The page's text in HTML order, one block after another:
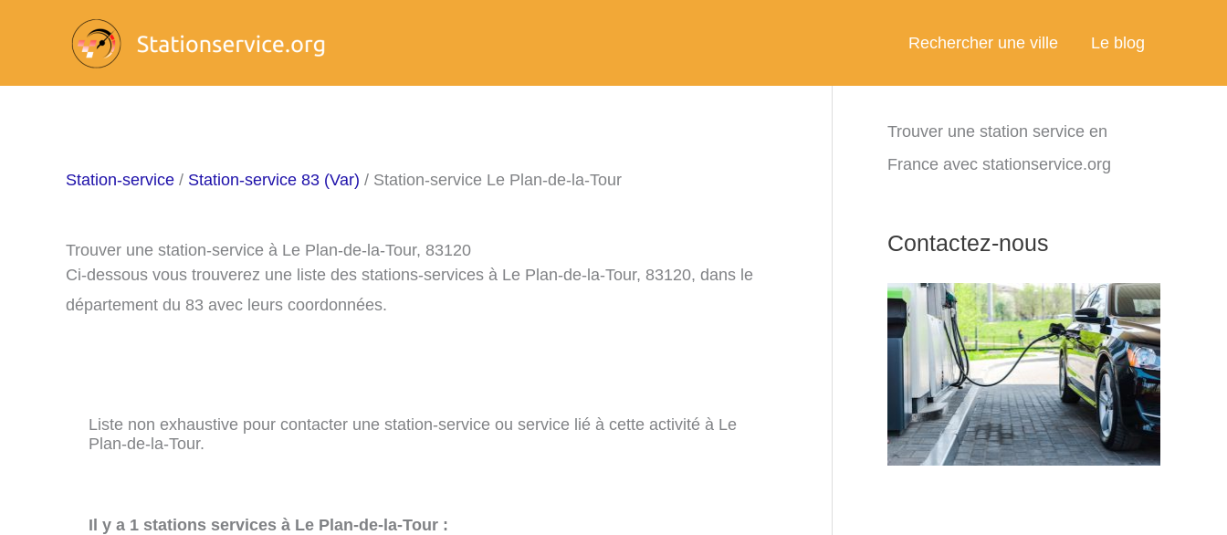
Rechercher une ville Le blog
Station-service / Station-service 83 (Var) / Station-service Le Plan-de-la-Tour
Trouver une station-service à Le Plan-de-la-Tour, 83120
Ci-dessous vous trouverez une liste des stations-services à Le Plan-de-la-Tour, 83120, dans le
département du 83 avec leurs coordonnées.
Liste non exhaustive pour contacter une station-service ou service lié à cette activité à Le
Plan-de-la-Tour.
Il y a 1 stations services à Le Plan-de-la-Tour :
Trouver une station service en
France avec stationservice.org
Contactez-nous